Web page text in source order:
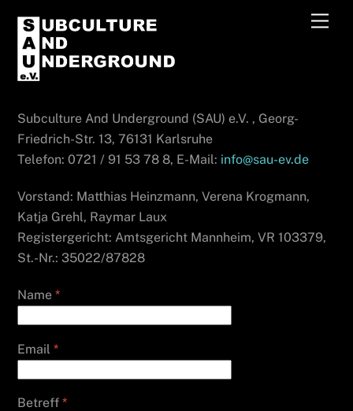
content
Subculture And Underground (SAU) e.V. , Georg-
Friedrich-Str. 13, 76131 Karlsruhe
Telefon: 0721 / 91 53 78 8, E-Mail: info@sau-ev.de
Vorstand: Matthias Heinzmann, Verena Krogmann,
Katja Grehl, Raymar Laux
Registergericht: Amtsgericht Mannheim, VR 103379,
St.-Nr.: 35022/87828
Name*
Email*
Betreff*